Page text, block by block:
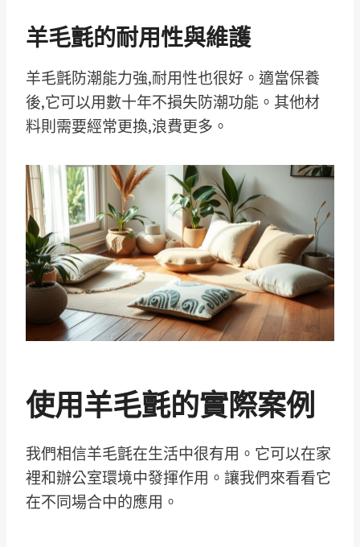
羊毛氈的耐用性與維護
羊毛氈防潮能力強,耐用性也很好。適當保養
後,它可以用數十年不損失防潮功能。其他材
料則需要經常更換,浪費更多。
使用羊毛氈的實際案例
我們相信羊毛氈在生活中很有用。它可以在家
裡和辦公室環境中發揮作用。讓我們來看看它
在不同場合中的應用。